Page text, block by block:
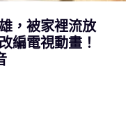
，被家裡流放
編電視動畫！